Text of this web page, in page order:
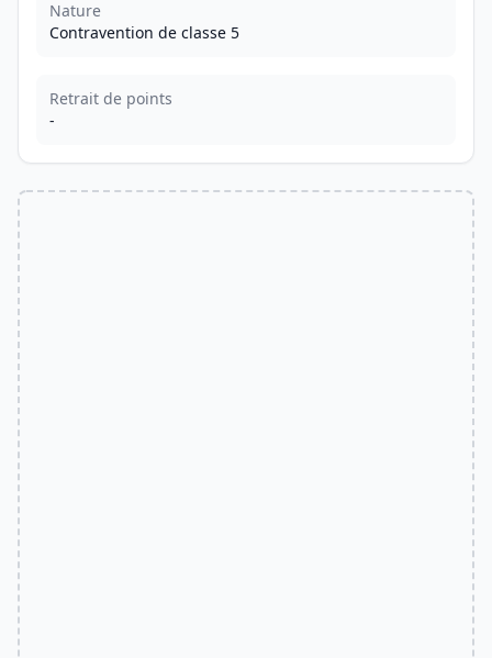
Nature
Contravention de classe 5
Retrait de points
-